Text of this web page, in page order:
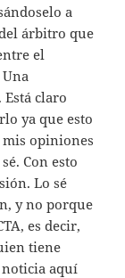
a
árbitro que
el
Está claro
ya que esto
opiniones
Con esto
Lo sé
y no porque
es decir,
tiene
noticia aquí